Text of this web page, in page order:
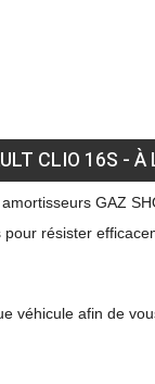
CLIO 16S - À
GAZ
résister
véhicule afin de